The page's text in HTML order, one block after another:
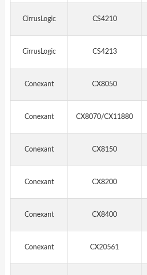
CirrusLogic CS4210
CirrusLogic CS4213
Conexant CX8050
Conexant CX8070/CX11880
Conexant CX8150
Conexant CX8200
Conexant CX8400
Conexant CX20561